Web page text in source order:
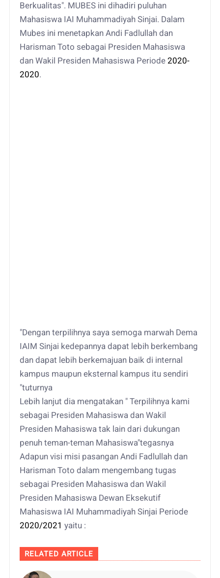
Berkualitas". MUBES ini dihadiri puluhan
Mahasiswa IAI Muhammadiyah Sinjai. Dalam
Mubes ini menetapkan Andi Fadlullah dan
Harisman Toto sebagai Presiden Mahasiswa
dan Wakil Presiden Mahasiswa Periode 2020-
2020.
"Dengan terpilihnya saya semoga marwah Dema
IAIM Sinjai kedepannya dapat lebih berkembang
dan dapat lebih berkemajuan baik di internal
kampus maupun eksternal kampus itu sendiri
"tuturnya
Lebih lanjut dia mengatakan " Terpilihnya kami
sebagai Presiden Mahasiswa dan Wakil
Presiden Mahasiswa tak lain dari dukungan
penuh teman-teman Mahasiswa"tegasnya
Adapun visi misi pasangan Andi Fadlullah dan
Harisman Toto dalam mengembang tugas
sebagai Presiden Mahasiswa dan Wakil
Presiden Mahasiswa Dewan Eksekutif
Mahasiswa IAI Muhammadiyah Sinjai Periode
2020/2021 yaitu :
RELATED ARTICLE